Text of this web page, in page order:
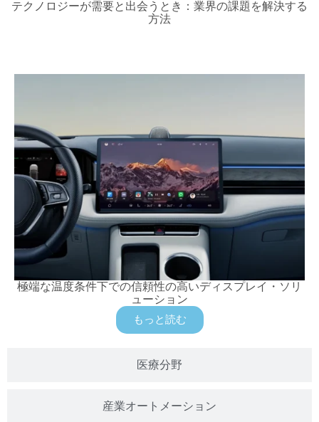
テクノロジーが需要と出会うとき：業界の課題を解決する
方法
医療分野
産業オートメーション
極端な温度条件下での信頼性の高いディスプレイ・ソリ
ューション
もっと読む